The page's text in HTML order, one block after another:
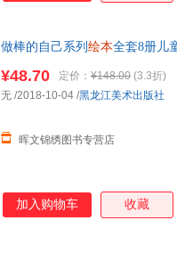
做棒的自己系列 绘本全套8册儿
¥48.70 定价： ¥148.00 (3.3折)
晖文锦绣图书专营店
无 /2018-10-04 /黑龙江美术出版社
加入购物车 收藏